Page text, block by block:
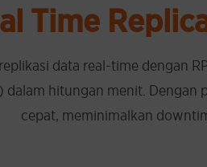
Time
data real-time dengan
dalam hitungan menit.
cepat, meminimalkan